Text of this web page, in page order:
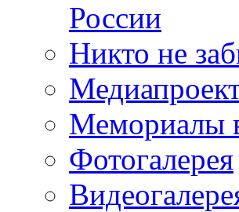
России
Никто не
Мемориалы
Фотогалерея